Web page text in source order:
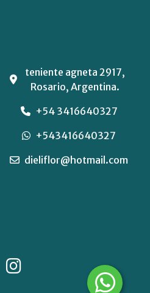
teniente agneta 2917,
Rosario, Argentina.
+54 3416640327
+543416640327
dieliflor@hotmail.com